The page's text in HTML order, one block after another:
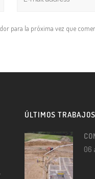
para la próxima vez que
ÚLTIMOS
06